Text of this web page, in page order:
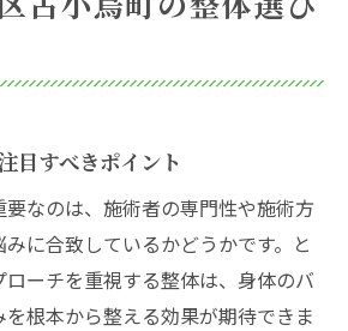
目すべきポイント
なのは、施術者の専門性や施術方
に合致しているかどうかです。と
ローチを重視する整体は、身体のバ
根本から整える効果が期待できま